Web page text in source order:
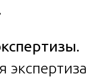
экспертиза